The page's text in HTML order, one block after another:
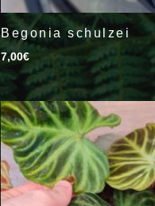
Begonia schulzei
7,00€